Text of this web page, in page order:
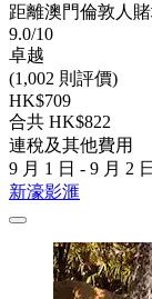
距離澳門倫敦人
9.0/10
卓越
(1,002 則評價)
HK$709
合共 HK$822
連稅及其他費用
9 月 1 日 - 9 月 2 日
新濠影滙